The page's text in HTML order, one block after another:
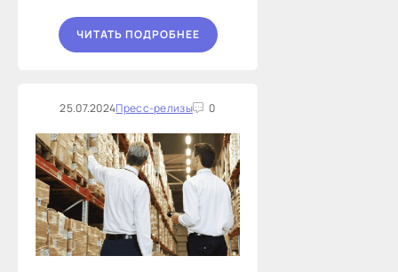
ЧИТАТЬ ПОДРОБНЕЕ
25.07.2024Пресс-релизы 0